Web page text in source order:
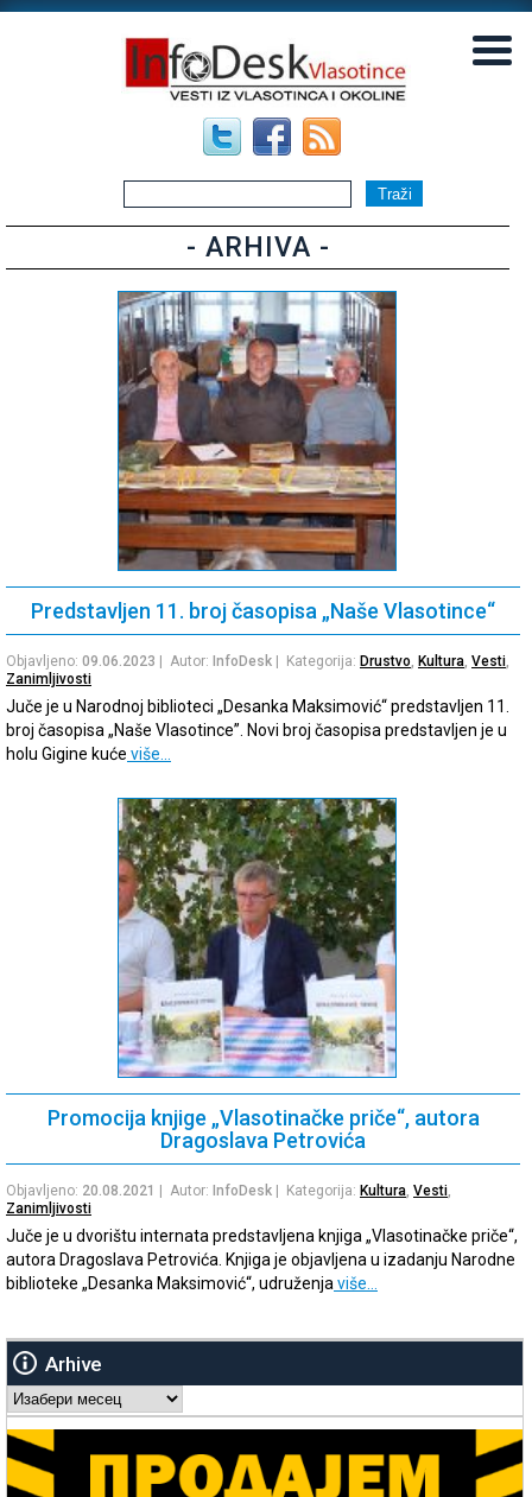
- ARHIVA -
Predstavljen 11. broj časopisa „Naše Vlasotince“
Objavljeno: 09.06.2023 | Autor: InfoDesk | Kategorija: Drustvo, Kultura, Vesti,
Zanimljivosti
Juče je u Narodnoj biblioteci „Desanka Maksimović“ predstavljen 11.
broj časopisa „Naše Vlasotince”. Novi broj časopisa predstavljen je u
holu Gigine kuće više…
Promocija knjige „Vlasotinačke priče“, autora
Dragoslava Petrovića
Objavljeno: 20.08.2021 | Autor: InfoDesk | Kategorija: Kultura, Vesti,
Zanimljivosti
Juče je u dvorištu internata predstavljena knjiga „Vlasotinačke priče“,
autora Dragoslava Petrovića. Knjiga je objavljena u izadanju Narodne
biblioteke „Desanka Maksimović“, udruženja više…
Arhive
Arhive